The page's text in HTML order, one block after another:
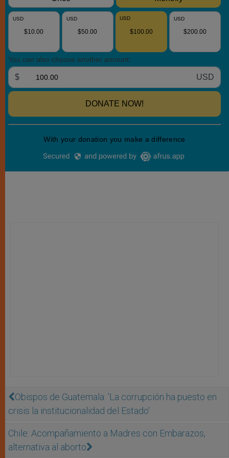
Obispos de Guatemala: 'La corrupción ha puesto en
crisis la institucionalidad del Estado'
Chile: Acompañamiento a Madres con Embarazos,
alternativa al aborto